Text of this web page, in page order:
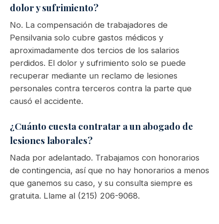
dolor y sufrimiento?
No. La compensación de trabajadores de
Pensilvania solo cubre gastos médicos y
aproximadamente dos tercios de los salarios
perdidos. El dolor y sufrimiento solo se puede
recuperar mediante un reclamo de lesiones
personales contra terceros contra la parte que
causó el accidente.
¿Cuánto cuesta contratar a un abogado de
lesiones laborales?
Nada por adelantado. Trabajamos con honorarios
de contingencia, así que no hay honorarios a menos
que ganemos su caso, y su consulta siempre es
gratuita. Llame al (215) 206-9068.